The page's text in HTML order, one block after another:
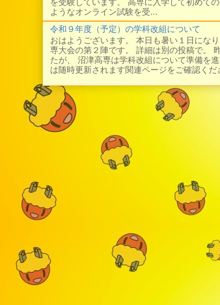
を受験しています。 高専に入学して初めて
ようなオンライン試験を受...
令和９年度（予定）の学科改組について
おはようございます。 本日も暑い１日にな
専大会の第２陣です。 詳細は別の投稿で。
たが、 沼津高専は学科改組について準備を
は随時更新されます関連ページをご確認く